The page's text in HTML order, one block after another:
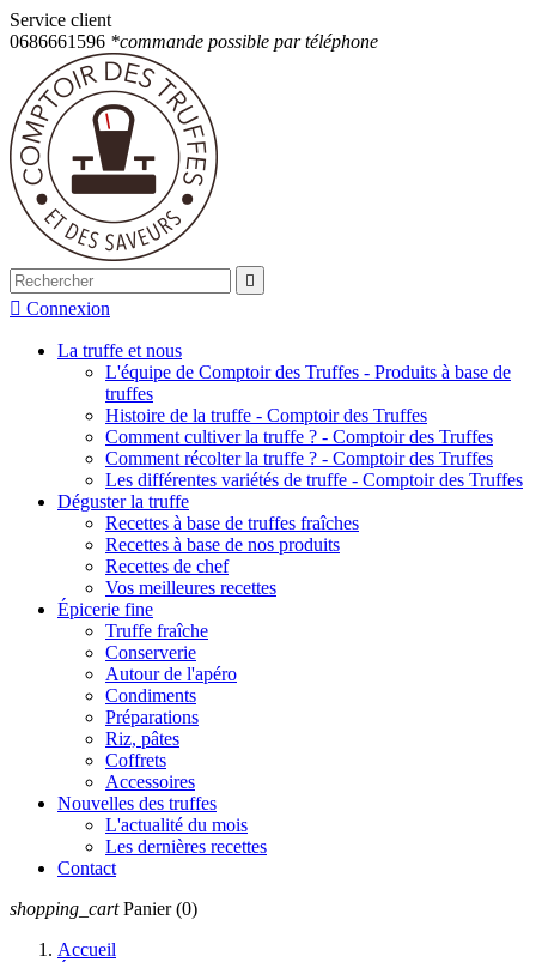
Service client
0686661596 *commande possible par téléphone

 Connexion
La truffe et nous
L'équipe de Comptoir des Truffes - Produits à base de
truffes
Histoire de la truffe - Comptoir des Truffes
Comment cultiver la truffe ? - Comptoir des Truffes
Comment récolter la truffe ? - Comptoir des Truffes
Les différentes variétés de truffe - Comptoir des Truffes
Déguster la truffe
Recettes à base de truffes fraîches
Recettes à base de nos produits
Recettes de chef
Vos meilleures recettes
Épicerie fine
Truffe fraîche
Conserverie
Autour de l'apéro
Condiments
Préparations
Riz, pâtes
Coffrets
Accessoires
Nouvelles des truffes
L'actualité du mois
Les dernières recettes
Contact
shopping_cart Panier (0)
Accueil